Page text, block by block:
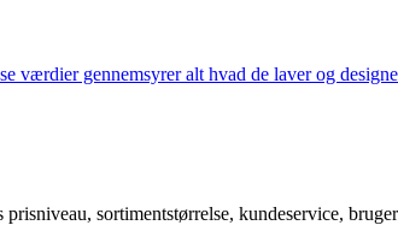
gennemsyrer alt hvad de laver og
sortimentstørrelse, kundeservice,